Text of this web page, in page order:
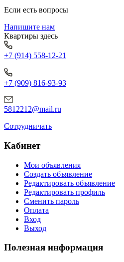
Если есть вопросы
Напишите нам
Квартиры здесь
+7 (914) 558-12-21
+7 (909) 816-93-93
5812212@mail.ru
Сотрудничать
Кабинет
Мои объявления
Создать объявление
Редактировать объявление
Редактировать профиль
Сменить пароль
Оплата
Вход
Выход
Полезная информация